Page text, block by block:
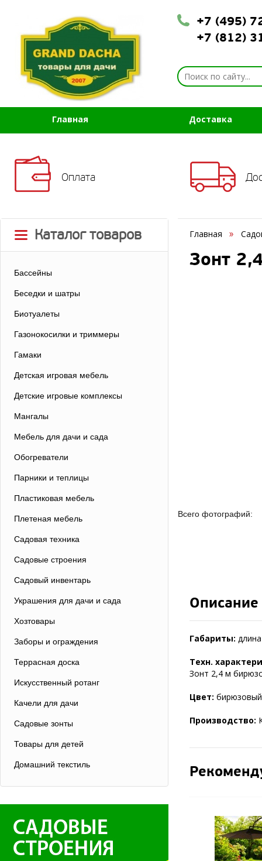
+7 (495)
+7 (812)
Главная Доставка
Оплата
Каталог товаров
Бассейны
Беседки и шатры
Биотуалеты
Газонокосилки и триммеры
Гамаки
Детская игровая мебель
Детские игровые комплексы
Мангалы
Мебель для дачи и сада
Обогреватели
Парники и теплицы
Пластиковая мебель
Плетеная мебель
Садовая техника
Садовые строения
Садовый инвентарь
Украшения для дачи и сада
Хозтовары
Заборы и ограждения
Террасная доска
Искусственный ротанг
Качели для дачи
Садовые зонты
Товары для детей
Домашний текстиль
Главная
Зонт
Всего фотографий:
Описание
Габариты:
Техн.
Зонт 2,4 м
Цвет:
Производство: